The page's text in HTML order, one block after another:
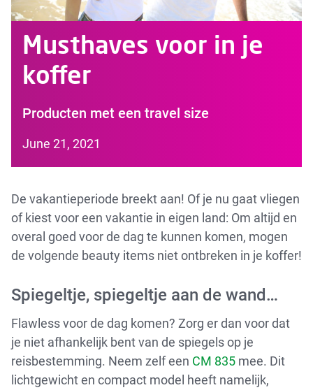
Musthaves voor in je
koffer
Producten met een travel size
June 21, 2021
De vakantieperiode breekt aan! Of je nu gaat vliegen
of kiest voor een vakantie in eigen land: Om altijd en
overal goed voor de dag te kunnen komen, mogen
de volgende beauty items niet ontbreken in je koffer!
Spiegeltje, spiegeltje aan de wand…
Flawless voor de dag komen? Zorg er dan voor dat
je niet afhankelijk bent van de spiegels op je
reisbestemming. Neem zelf een CM 835 mee. Dit
lichtgewicht en compact model heeft namelijk,